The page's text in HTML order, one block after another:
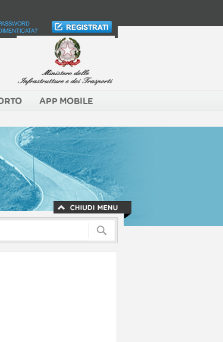
APP MOBILE